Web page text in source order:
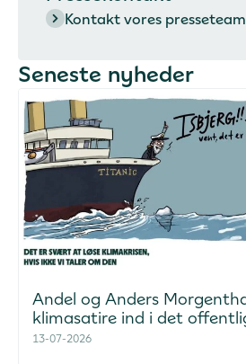
Kontakt vores presseteam
Seneste nyheder
Andel og Anders
klimasatire ind i det
13-07-2026